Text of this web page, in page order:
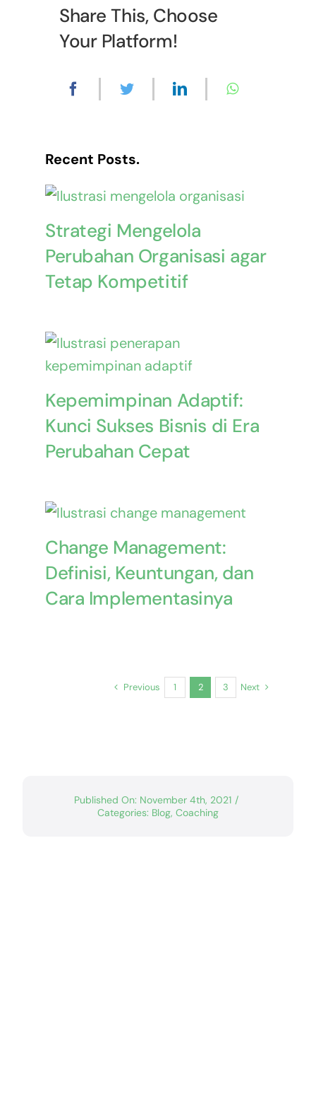
Share This, Choose
Your Platform!
Recent Posts.
Strategi Mengelola
Perubahan Organisasi agar
Tetap Kompetitif
Kepemimpinan Adaptif:
Kunci Sukses Bisnis di Era
Perubahan Cepat
Change Management:
Definisi, Keuntungan, dan
Cara Implementasinya
Previous 1 2 3 Next
Published On: November 4th, 2021 /
Categories: Blog,Coaching